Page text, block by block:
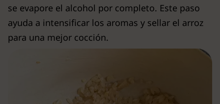
se evapore el alcohol por completo. Este paso
ayuda a intensificar los aromas y sellar el arroz
para una mejor cocción.